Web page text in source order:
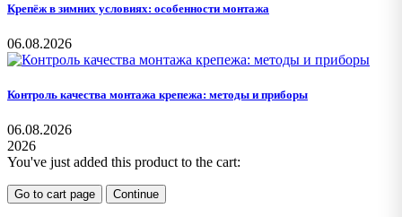
Крепёж в зимних условиях: особенности монтажа
06.08.2026
Контроль качества монтажа крепежа: методы и приборы
06.08.2026
2026
You've just added this product to the cart:
Go to cart page Continue